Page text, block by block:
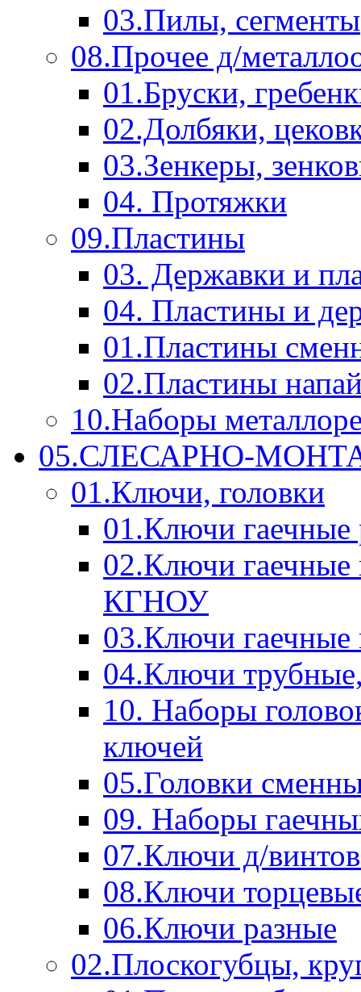
03.Пилы, сегменты
08.Прочее д/
01.Бруски,
02.Долбяки,
03.Зенкеры,
04. Протяжки
09.Пластины
03. Державки и
04. Пластины и
01.Пластины
02.Пластины
10.Наборы
05.СЛЕСАРНО-
01.Ключи, головки
01.Ключи
02.Ключи
КГНОУ
03.Ключи
04.Ключи
10. Наборы
ключей
05.Головки
09. Наборы
07.Ключи д/
08.Ключи
06.Ключи разные
02.Плоскогубцы,